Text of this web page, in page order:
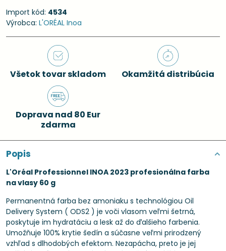
Import kód: 4534
Výrobca: L'ORÉAL Inoa
Všetok tovar skladom Okamžitá distribúcia
Doprava nad 80 Eur
zdarma
Popis
L'Oréal Professionnel INOA 2023 profesionálna farba
na vlasy 60 g
Permanentná farba bez amoniaku s technológiou Oil
Delivery System ( ODS2 ) je voči vlasom veľmi šetrná,
poskytuje im hydratáciu a lesk až do ďalšieho farbenia.
Umožňuje 100% krytie šedín a súčasne veľmi prirodzený
vzhľad s dlhodobých efektom. Nezapácha, preto je jej